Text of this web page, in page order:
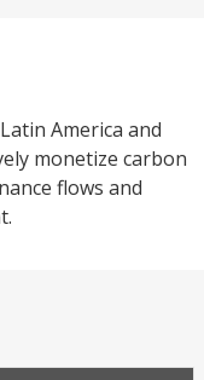
America and
monetize carbon
flows and